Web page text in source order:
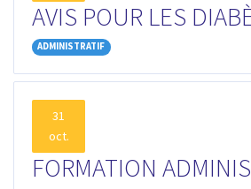
AVIS POUR LES
ADMINISTRATIF
31
oct.
FORMATION